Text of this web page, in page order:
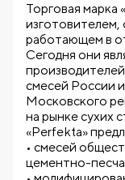
Торговая марка
изготовителем,
работающем в
Сегодня они
смесей России
Московского
на рынке сухих
«Perfekta»
• смесей
цементно-